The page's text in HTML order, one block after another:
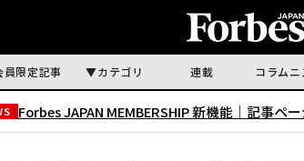
員限定記事 カテゴリ 連載 コラムニ
Forbes JAPAN MEMBERSHIP 新機能｜ 記事ペ